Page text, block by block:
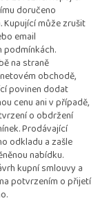
doručeno
může zrušit
email
na straně
obchodě,
povinen dodat
cenu ani v případě,
o obdržení
Prodávající
odkladu a zašle
nabídku.
kupní smlouvy a
potvrzením o přijetí